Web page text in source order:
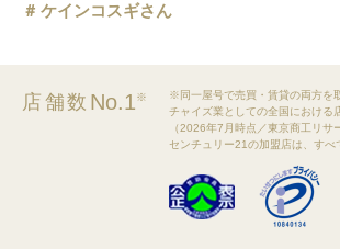
ケインコスギさん
店舗数 No.1※
※同一屋号で売買・賃貸の両方を
チャイズ業としての全国における
（2026年7月時点／東京商工リサ
センチュリー21の加盟店は、すべ